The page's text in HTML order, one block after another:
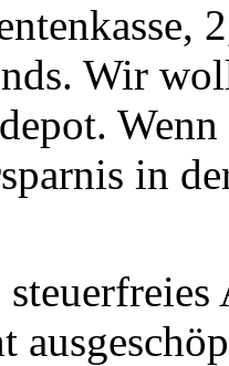
Wir
in